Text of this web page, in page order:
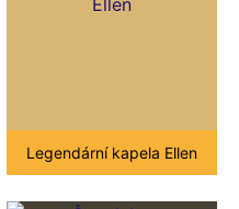
Legendární kapela Ellen